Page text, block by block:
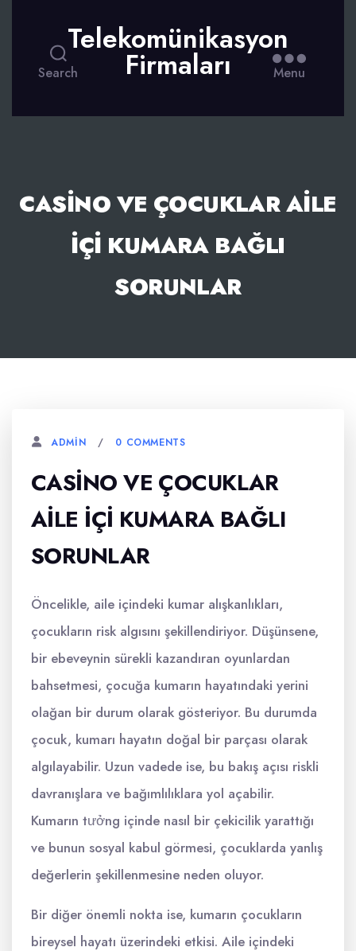
Search
Telekomünikasyon
Firmaları Menu
CASINO VE ÇOCUKLAR AILE
İÇI KUMARA BAĞLI
SORUNLAR
ADMIN 0 COMMENTS
CASINO VE ÇOCUKLAR
AILE İÇI KUMARA BAĞLI
SORUNLAR
Öncelikle, aile içindeki kumar alışkanlıkları,
çocukların risk algısını şekillendiriyor. Düşünsene,
bir ebeveynin sürekli kazandıran oyunlardan
bahsetmesi, çocuğa kumarın hayatındaki yerini
olağan bir durum olarak gösteriyor. Bu durumda
çocuk, kumarı hayatın doğal bir parçası olarak
algılayabilir. Uzun vadede ise, bu bakış açısı riskli
davranışlara ve bağımlılıklara yol açabilir.
Kumarın tưởng içinde nasıl bir çekicilik yarattığı
ve bunun sosyal kabul görmesi, çocuklarda yanlış
değerlerin şekillenmesine neden oluyor.
Bir diğer önemli nokta ise, kumarın çocukların
bireysel hayatı üzerindeki etkisi. Aile içindeki